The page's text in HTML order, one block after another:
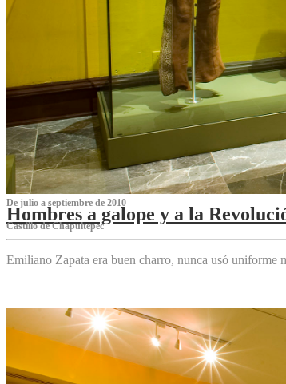
De julio a septiembre de 2010
Hombres a galope y a la
Castillo de Chapultepec
Emiliano Zapata era buen charro, nunca usó